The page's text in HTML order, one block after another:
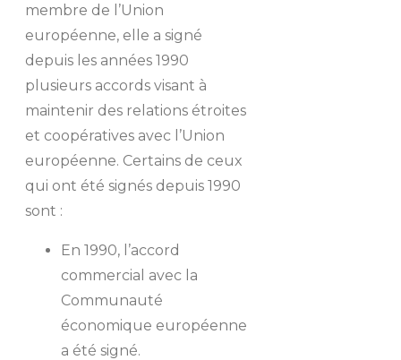
membre de l’Union
européenne, elle a signé
depuis les années 1990
plusieurs accords visant à
maintenir des relations étroites
et coopératives avec l’Union
européenne. Certains de ceux
qui ont été signés depuis 1990
sont :
En 1990, l’accord
commercial avec la
Communauté
économique européenne
a été signé.